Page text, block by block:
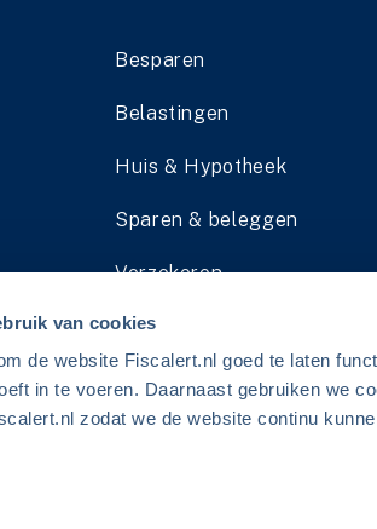
van cookies
de website Fiscalert.nl goed te laten
in te voeren. Daarnaast gebruiken we
zodat we de website continu
Besparen
Belastingen
Huis & Hypotheek
Sparen & beleggen
Verzekeren
Pensioen
Schenken & Erven